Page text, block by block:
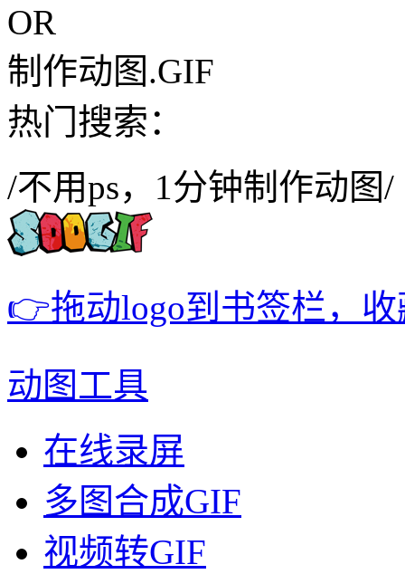
OR
制作动图.GIF
热门搜索：
/不用ps，1分钟制作动图/
👉拖动logo到书签栏，
动图工具
在线录屏
多图合成GIF
视频转GIF